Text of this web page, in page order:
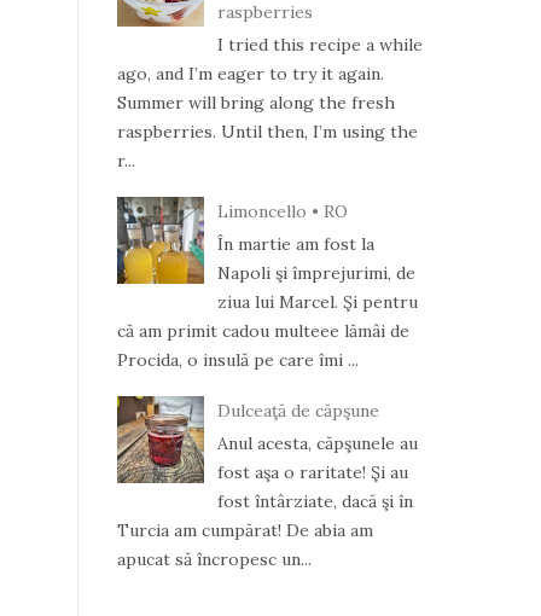
raspberries
I tried this recipe a while
ago, and I’m eager to try it again.
Summer will bring along the fresh
raspberries. Until then, I’m using the
r...
Limoncello • RO
În martie am fost la
Napoli şi împrejurimi, de
ziua lui Marcel. Şi pentru
că am primit cadou multeee lămâi de
Procida, o insulă pe care îmi ...
Dulceaţă de căpşune
Anul acesta, căpşunele au
fost aşa o raritate! Şi au
fost întârziate, dacă şi în
Turcia am cumpărat! De abia am
apucat să încropesc un...